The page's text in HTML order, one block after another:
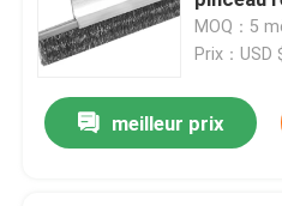
MOQ：5
Prix：USD
meilleur prix